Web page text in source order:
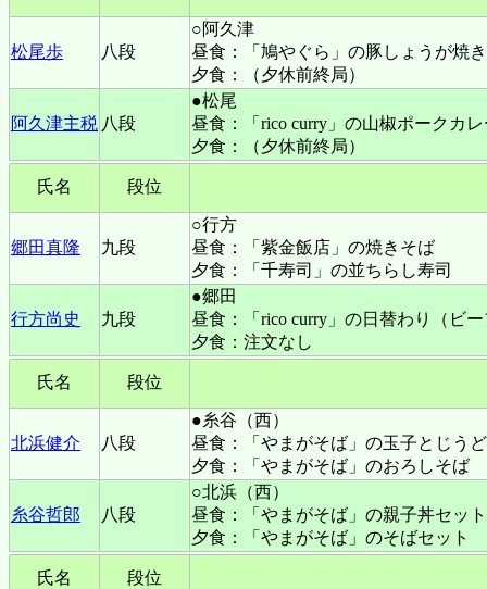
松尾歩 八段
○阿久津
昼食：「鳩やぐら」の豚しょうが焼
夕食：（夕休前終局）
阿久津主税 八段
●松尾
昼食：「rico curry」の山椒ポークカ
夕食：（夕休前終局）
氏名 段位
郷田真隆 九段
○行方
昼食：「紫金飯店」の焼きそば
夕食：「千寿司」の並ちらし寿司
行方尚史 九段
●郷田
昼食：「rico curry」の日替わり（ビ
夕食：注文なし
氏名 段位
北浜健介 八段
●糸谷（西）
昼食：
「やまがそば」の玉子とじう
夕食：「やまがそば」のおろしそば
糸谷哲郎 八段
○北浜（西）
昼食：「やまがそば」 の親子丼セッ
夕食：「やまがそば」のそばセット
氏名 段位